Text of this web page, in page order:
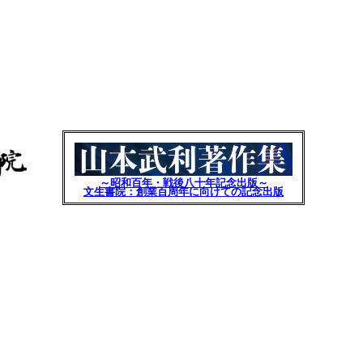
～昭和百年・戦後八十年記念出版～
文生書院：創業百周年に向けての記念出版